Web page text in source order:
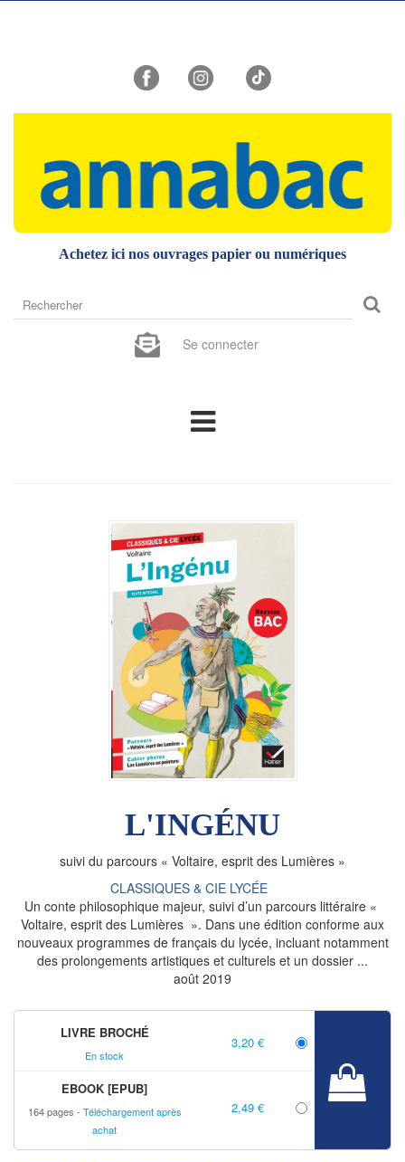
Achetez ici nos ouvrages papier ou numériques
sur
site
Se connecter
L'INGÉNU
suivi du parcours « Voltaire, esprit des Lumières »
CLASSIQUES & CIE LYCÉE
Un conte philosophique majeur, suivi d’un parcours littéraire «
Voltaire, esprit des Lumières ». Dans une édition conforme aux
nouveaux programmes de français du lycée, incluant notamment
des prolongements artistiques et culturels et un dossier ...
août 2019
LIVRE BROCHÉ
En stock
3,20 €
EBOOK [EPUB]
164 pages
Téléchargement après
achat
2,49 €